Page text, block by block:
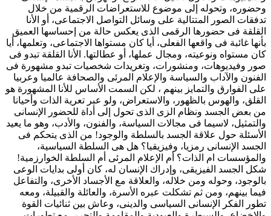
وحضوره، وتحوله إلى موضوع للاستعراضات الرقمية من خلال
تدفقات الصور المتتالية على وسائل التواصل الاجتماعى، أو الأنا
القلقة فى حضورها الرقمى الذى يعكس حالة من إحساسها العميق
بأنها غائبة فى واقعها الفعلى، أيا كان مستواها الاجتماعى، وتعلمها، أيا
كان مستواه ونوعيته، ومجال عملها، أو عطالتها. الأنا القلقة تبدو فى
صور وفيديوهات، ومنشورات، وتغريدات شخصيات تبدو مشهورة فى
الفنون والآداب والسياسة والإعلام المرئى والصحافة عالميا وعربيا
على الفوارق والتمايز بينهم ، لكن السمت الأساس للأنا المشهورة هو
القلق، والهوس بالظهور، والاستعراض، ولو عبر تعرية الذات وأحيانا
من بعض الجسد ونظام الزى الذى تحول إلى أداة للحضور الإنسانى
والتمثيل، لاسيما فى مجالات السياسة، والفنون، والأدب، وهو ما يعيد
الأسئلة حول علاقة الجسد بالسلطة والوجود! من الذى يتحكم فى
الجسد الإنسانى رمزيا، وفيزيقيا؟ هل هى السلطة السياسية،
والمؤسسات ام الذات؟ أم الإعلام المرئى أم السلطة الخوارزمية!
شكل الجسد الفيزيقى، وإدراك الإنسان له، كان أولى بدايات الوعى
بالوجود، وحوله ومن خلاله، والعلاقة مع الأجساد الأخرى، والتفاعل
فيما بينهم، ومن ثم تشكلت عبره الأسرة، والعائلة والقبيلة، ومعه
تطور الفكر الإنسانى السياسى والدينى، وعاش بين ثنائيات القوة